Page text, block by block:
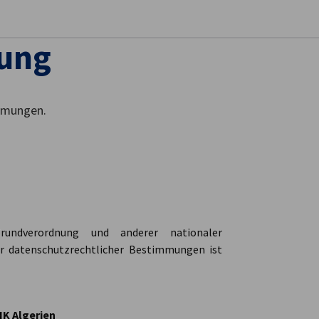
und anderer nationaler
datenschutzrechtlicher Bestimmungen ist
Algerien